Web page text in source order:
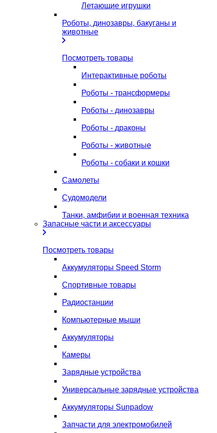
Летающие игрушки
Роботы, динозавры, бакуганы и
животные
Посмотреть товары
Интерактивные роботы
Роботы - трансформеры
Роботы - динозавры
Роботы - драконы
Роботы - животные
Роботы - собаки и кошки
Самолеты
Судомодели
Танки, амфибии и военная техника
Запасные части и аксессуары
Посмотреть товары
Аккумуляторы Speed Storm
Спортивные товары
Радиостанции
Компьютерные мыши
Аккумуляторы
Камеры
Зарядные устройства
Универсальные зарядные устройства
Аккумуляторы Sunpadow
Запчасти для электромобилей